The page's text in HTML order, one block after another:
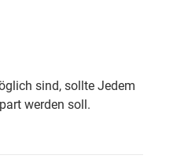
sind, sollte Jedem
werden soll.